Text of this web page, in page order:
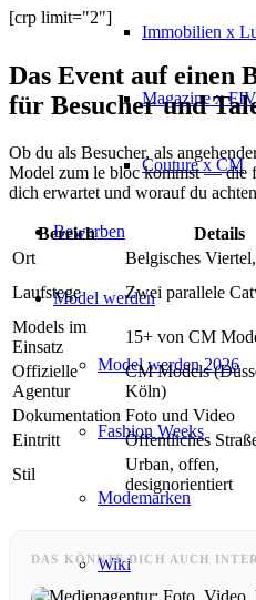
Immobilien x
Magazine x FIV
Couture x CM
Bewerben
Model werden
Model werden 2026
Fashion Weeks
Modemarken
Wiki
[crp limit="2"]
Das Event auf
für Besucher und
Ob du als Besucher, als
Model zum le bloc kommst — die
dich erwartet und worauf du
Bereich Details
Ort
Belgisches
Laufstege
Zwei parallele
Models im
Einsatz
15+ von CM
Offizielle
Agentur
CM Models
Köln)
Dokumentation Foto und Video
Eintritt
Öffentliches
Stil
Urban, offen,
designorientiert
DAS KÖNNTE DICH AUCH